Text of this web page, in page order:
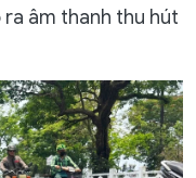
âm thanh thu hút